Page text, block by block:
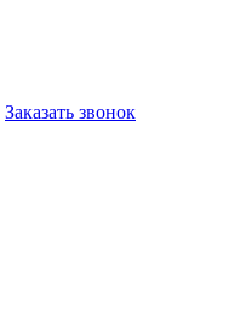
Заказать звонок